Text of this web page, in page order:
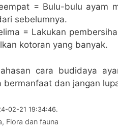
= Bulu-bulu ayam
sebelumnya.
= Lakukan
kotoran yang banyak.
cara budidaya
bermanfaat dan jangan
02-21 19:34:46.
, Flora dan fauna